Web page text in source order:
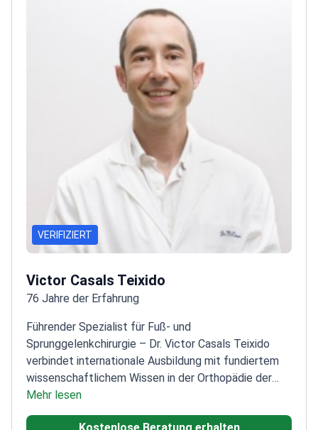
VERIFIZIERT
Victor Casals Teixido
76 Jahre der Erfahrung
Führender Spezialist für Fuß- und
Sprunggelenkchirurgie – Dr. Victor Casals Teixido
verbindet internationale Ausbildung mit fundiertem
wissenschaftlichem Wissen in der Orthopädie der
unteren Extremitäten.
Orthopädie und Unfallchirurgie am
Mehr lesen